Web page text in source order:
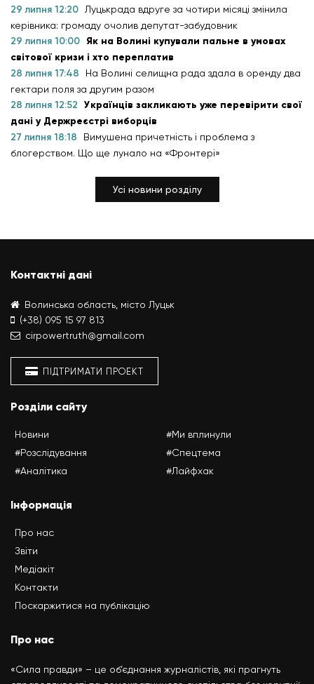
29 липня 12:20
Луцькрада вдруге за чотири місяці змінила
керівника: громаду очолив депутат-забудовник
29 липня 10:00 Як на Волині купували пальне в умовах
світової кризи і хто переплатив
28 липня 17:48
На Волині селищна рада здала в оренду два
гектари поля за другим разом
28 липня 12:52 Українців закликають уже перевірити свої
дані у Держреєстрі виборців
27 липня 18:18
Вимушена причетність і проблема з
блогерством. Що ще лунало на «Фронтері»
Усі новини розділу
Контактні дані
Волинська область, місто Луцьк
(+38) 095 15 97 813
cirpowertruth@gmail.com
ПІДТРИМАТИ ПРОЕКТ
Розділи сайту
Новини
#Розслідування
#Аналітика
#Ми вплинули
#Спецтема
#Лайфхак
Інформація
Про нас
Звіти
Медіакіт
Контакти
Поскаржитися на публікацію
Про нас
«Сила правди» – це об’єднання журналістів, які прагнуть